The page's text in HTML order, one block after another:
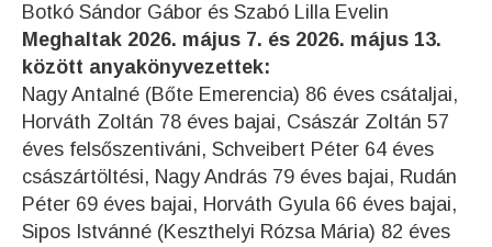
Botkó Sándor Gábor és Szabó Lilla Evelin
Meghaltak 2026. május 7. és 2026. május 13.
között anyakönyvezettek:
Nagy Antalné (Bőte Emerencia) 86 éves csátaljai,
Horváth Zoltán 78 éves bajai, Császár Zoltán 57
éves felsőszentiváni, Schveibert Péter 64 éves
császártöltési, Nagy András 79 éves bajai, Rudán
Péter 69 éves bajai, Horváth Gyula 66 éves bajai,
Sipos Istvánné (Keszthelyi Rózsa Mária) 82 éves